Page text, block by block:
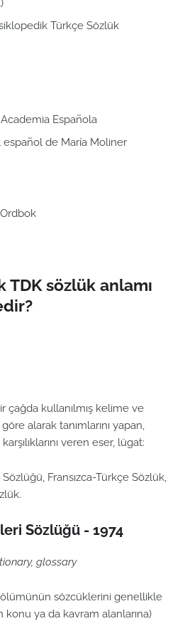
Türkçe Sözlük
Española
de María Moliner
sözlük anlamı
çağda kullanılmış kelime ve
alarak tanımlarını yapan,
veren eser, lügat:
Fransızca-Türkçe Sözlük,
Sözlüğü - 1974
glossary
sözcüklerini genellikle
konu ya da kavram alanlarına)